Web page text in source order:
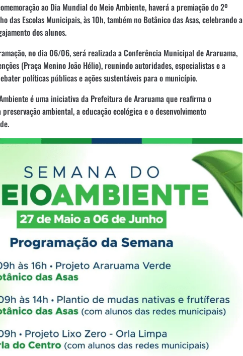
ao Dia Mundial do Meio Ambiente, haverá a premiação do 2º
das Escolas Municipais, às 10h, também no Botânico das Asas, celebrando a
dos alunos.
no dia 06/06, será realizada a Conferência Municipal de Araruama,
(Praça Menino João Hélio), reunindo autoridades, especialistas e a
políticas públicas e ações sustentáveis para o município.
é uma iniciativa da Prefeitura de Araruama que reafirma o
ambiental, a educação ecológica e o desenvolvimento